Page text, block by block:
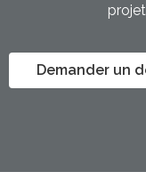
Demander un